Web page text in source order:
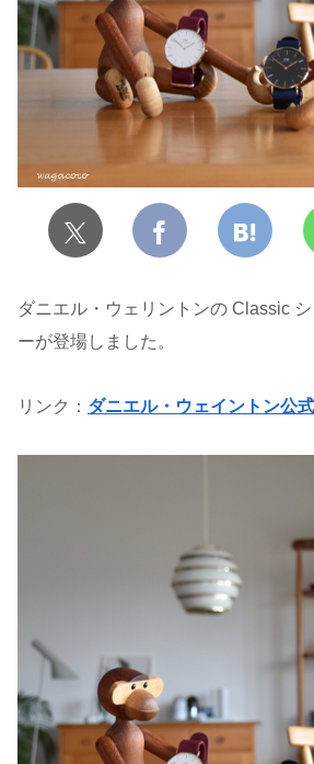
ダニエル・ウェリントンの Classic
ーが登場しました。
リンク： ダニエル・ウェイントン公